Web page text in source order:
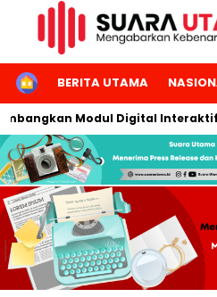
HOMEBERITA UTAMA
Modul Digital Interaktif